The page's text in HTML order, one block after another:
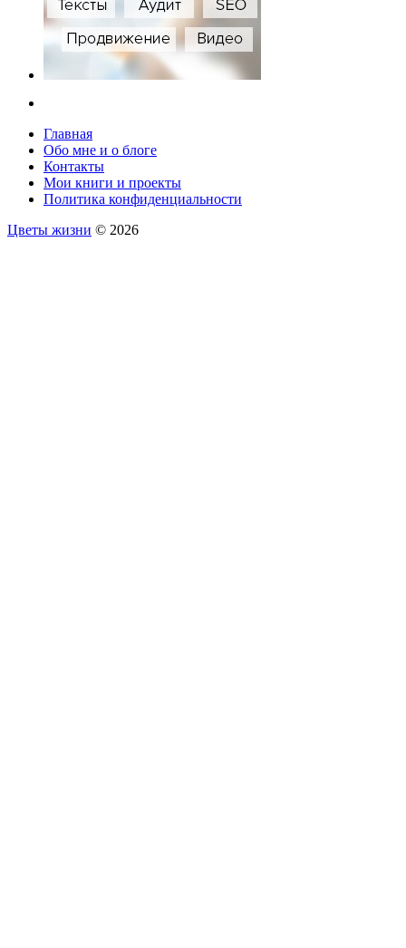
Главная
Обо мне и о блоге
Контакты
Мои книги и проекты
Политика конфиденциальности
Цветы жизни © 2026